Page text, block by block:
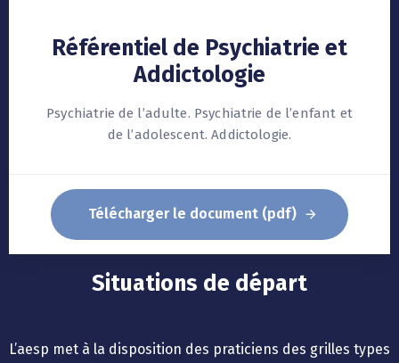
Référentiel de Psychiatrie et
Addictologie
Psychiatrie de l’adulte. Psychiatrie de l’enfant et
de l’adolescent. Addictologie.
Télécharger le document (pdf)
Situations de départ
L’aesp met à la disposition des praticiens des grilles types